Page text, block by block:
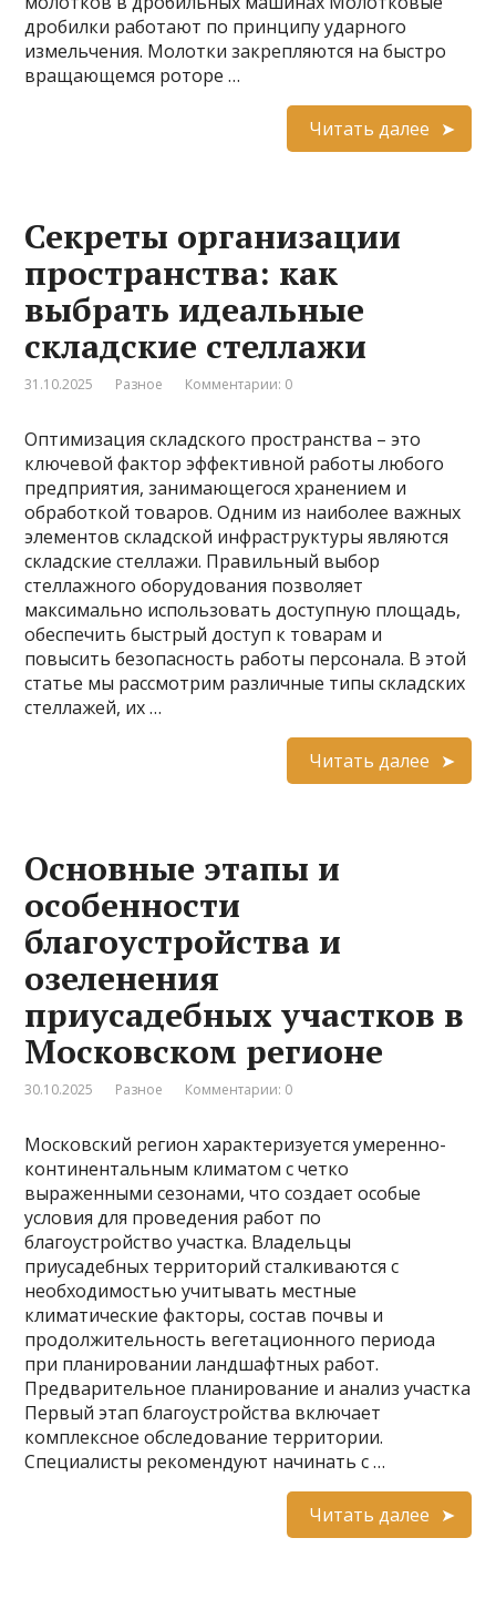
дробилки работают по принципу ударного
измельчения. Молотки закрепляются на быстро
вращающемся роторе …
Читать далее
Секреты организации
пространства: как
выбрать идеальные
складские стеллажи
31.10.2025 Разное Комментарии: 0
Оптимизация складского пространства – это
ключевой фактор эффективной работы любого
предприятия, занимающегося хранением и
обработкой товаров. Одним из наиболее важных
элементов складской инфраструктуры являются
складские стеллажи. Правильный выбор
стеллажного оборудования позволяет
максимально использовать доступную площадь,
обеспечить быстрый доступ к товарам и
повысить безопасность работы персонала. В этой
статье мы рассмотрим различные типы складских
стеллажей, их …
Читать далее
Основные этапы и
особенности
благоустройства и
озеленения
приусадебных участков в
Московском регионе
30.10.2025 Разное Комментарии: 0
Московский регион характеризуется умеренно-
континентальным климатом с четко
выраженными сезонами, что создает особые
условия для проведения работ по
благоустройство участка. Владельцы
приусадебных территорий сталкиваются с
необходимостью учитывать местные
климатические факторы, состав почвы и
продолжительность вегетационного периода
при планировании ландшафтных работ.
Предварительное планирование и анализ участка
Первый этап благоустройства включает
комплексное обследование территории.
Специалисты рекомендуют начинать с …
Читать далее